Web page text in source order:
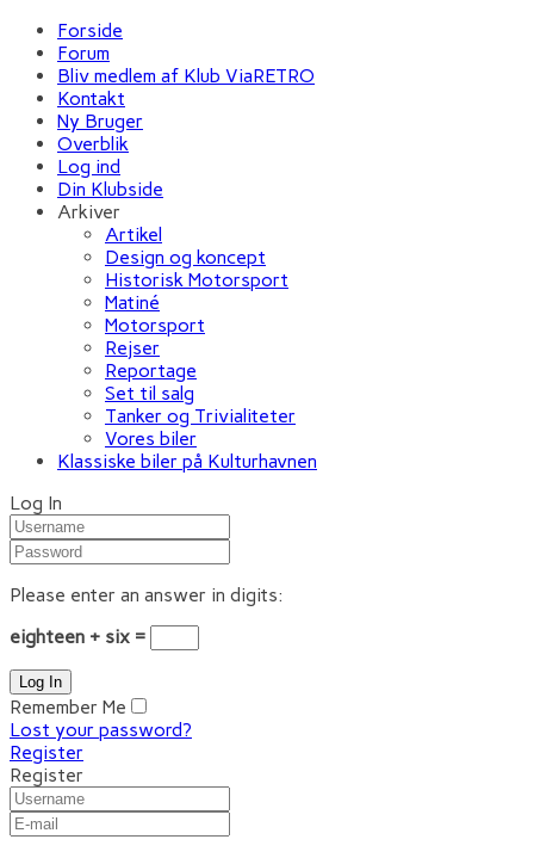
Forside
Forum
Bliv medlem af Klub ViaRETRO
Kontakt
Ny Bruger
Overblik
Log ind
Din Klubside
Arkiver
Artikel
Design og koncept
Historisk Motorsport
Matiné
Motorsport
Rejser
Reportage
Set til salg
Tanker og Trivialiteter
Vores biler
Klassiske biler på Kulturhavnen
Log In
Please enter an answer in digits:
eighteen + six =
Remember Me
Lost your password?
Register
Register